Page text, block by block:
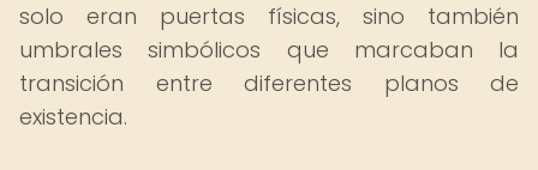
solo eran puertas físicas, sino también
umbrales simbólicos que marcaban la
transición entre diferentes planos de
existencia.